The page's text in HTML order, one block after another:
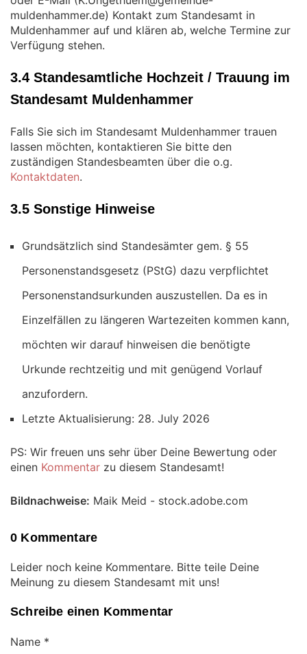
) Kontakt zum Standesamt in
Muldenhammer auf und klären ab, welche Termine zur
Verfügung stehen.
3.4 Standesamtliche Hochzeit / Trauung im
Standesamt Muldenhammer
Falls Sie sich im Standesamt Muldenhammer trauen
lassen möchten, kontaktieren Sie bitte den
zuständigen Standesbeamten über die o.g.
Kontaktdaten.
3.5 Sonstige Hinweise
Grundsätzlich sind Standesämter gem. § 55
Personenstandsgesetz (PStG) dazu verpflichtet
Personenstandsurkunden auszustellen. Da es in
Einzelfällen zu längeren Wartezeiten kommen kann,
möchten wir darauf hinweisen die benötigte
Urkunde rechtzeitig und mit genügend Vorlauf
anzufordern.
Letzte Aktualisierung: 28. July 2026
PS: Wir freuen uns sehr über Deine Bewertung oder
einen Kommentar zu diesem Standesamt!
Bildnachweise: Maik Meid - stock.adobe.com
0 Kommentare
Leider noch keine Kommentare. Bitte teile Deine
Meinung zu diesem Standesamt mit uns!
Schreibe einen Kommentar
Name *